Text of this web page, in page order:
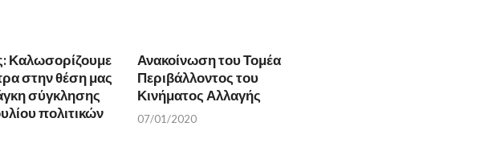
Καλωσορίζουμε
στην θέση μας
σύγκλησης
πολιτικών
Ανακοίνωση του Τομέα
Περιβάλλοντος του
Κινήματος Αλλαγής
07/01/2020